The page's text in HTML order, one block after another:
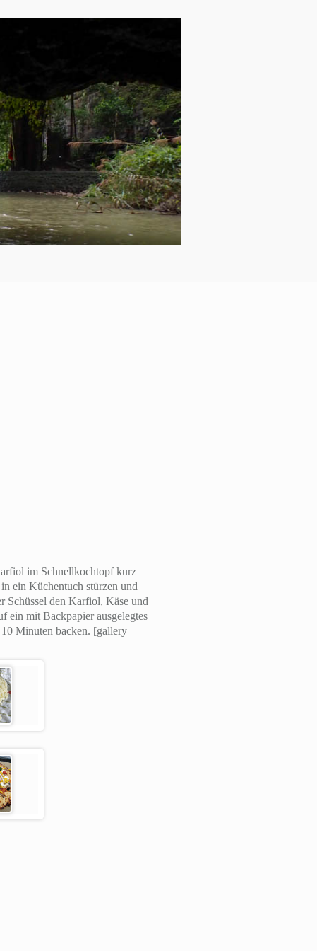
im Schnellkochtopf kurz
ein Küchentuch stürzen und
Schüssel den Karfiol, Käse und
ein mit Backpapier ausgelegtes
Minuten backen. [gallery